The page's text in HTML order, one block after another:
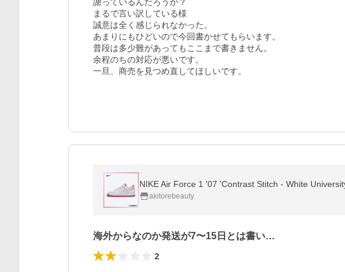
まるで言い訳している様
誠意は全く感じられなかった。
あまりにもひどいので今回書かせてもらいます。
普段は多少難があってもここまで書きません。
余程のちの対応が悪いです。
一旦、商売を見つめ直してほしいです。
NIKE Air Force 1 '07 'Contrast Stitch - White
akitorebeauty
海外からなのか発送が7〜15日とは書い…
2